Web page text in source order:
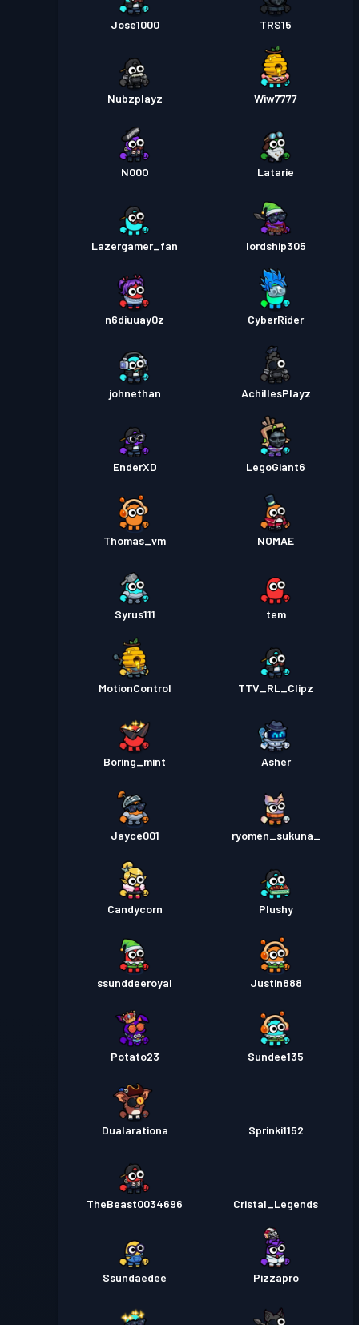
Jose1000 TRS15
Nubzplayz Wiw7777
N00O Latarie
Lazergamer_fan lordship305
n6diuuay0z CyberRider
johnethan AchillesPlayz
EnderXD LegoGiant6
Thomas_vm NOMAE
Syrus111 tem
MotionControl TTV_RL_Clipz
Boring_mint Asher
Jayce001 ryomen_sukuna_
Candycorn Plushy
ssunddeeroyal Justin888
Potato23 Sundee135
Dualarationa Sprinki1152
TheBeast0034696 Cristal_Legends
Ssundaedee Pizzapro